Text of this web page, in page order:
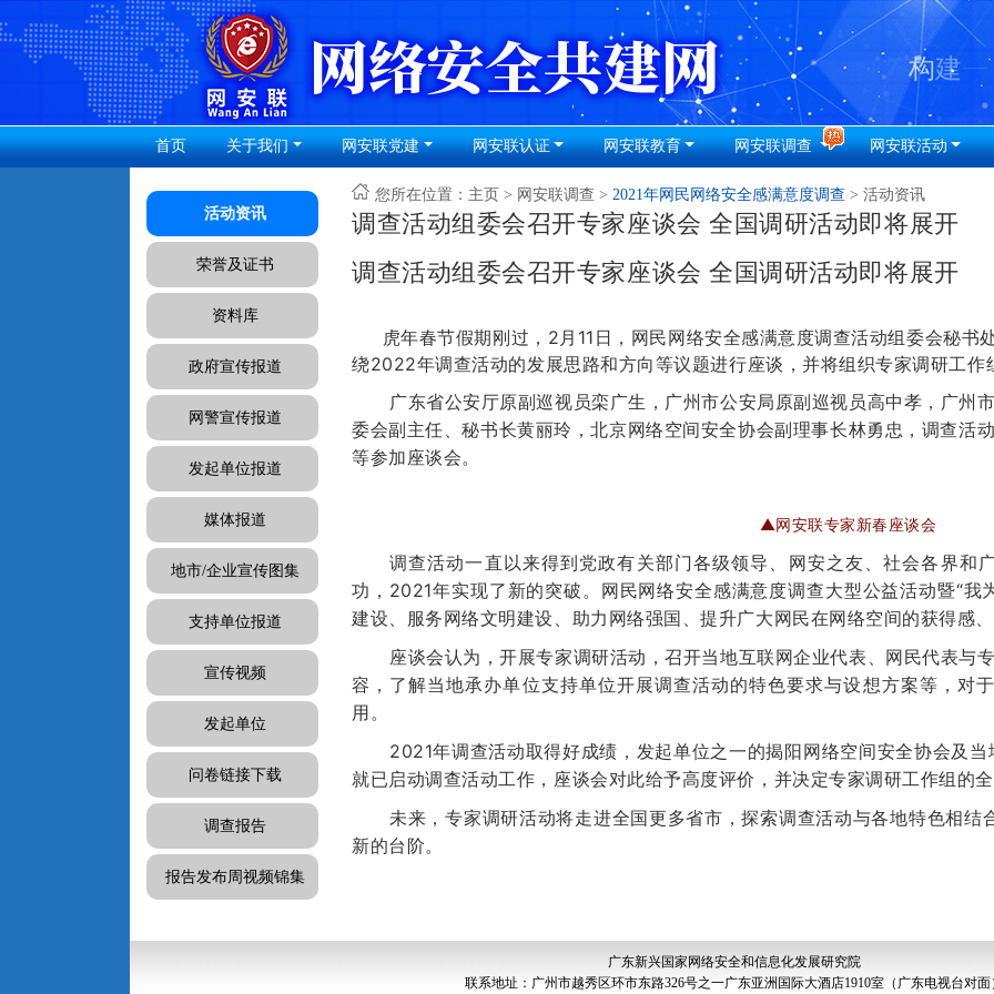
首页 关于我们 网安联党建 网安联认证 网安联教育 网安联调查 网安联活动
活动资讯
荣誉及证书
资料库
政府宣传报道
网警宣传报道
发起单位报道
媒体报道
地市/企业宣传图集
支持单位报道
宣传视频
发起单位
问卷链接下载
调查报告
报告发布周视频锦集
您所在位置： 主页 > 网安联调查 > 2021年网民网络安全感满意度调查 > 活动资讯
调查活动组委会召开专家座谈会 全国调研活动即将展开
调查活动组委会召开专家座谈会 全国调研活动即将展开
虎年春节假期刚过，2月11日，网民网络安全感满意度调查活动组委会秘书
绕2022年调查活动的发展思路和方向等议题进行座谈，并将组织专家调研工作
广东省公安厅原副巡视员栾广生，广州市公安局原副巡视员高中孝，广州
委会副主任、秘书长黄丽玲，北京网络空间安全协会副理事长林勇忠，调查活
等参加座谈会。
▲网安联专家新春座谈会
调查活动一直以来得到党政有关部门各级领导、网安之友、社会各界和
功，2021年实现了新的突破。网民网络安全感满意度调查大型公益活动暨“我
建设、服务网络文明建设、助力网络强国、提升广大网民在网络空间的获得感
座谈会认为，开展专家调研活动，召开当地互联网企业代表、网民代表与
容，了解当地承办单位支持单位开展调查活动的特色要求与设想方案等，对
用。
2021年调查活动取得好成绩，发起单位之一的揭阳网络空间安全协会及
就已启动调查活动工作，座谈会对此给予高度评价，并决定专家调研工作组的
未来，专家调研活动将走进全国更多省市，探索调查活动与各地特色相
新的台阶。
广东新兴国家网络安全和信息化发展研究院
联系地址：广州市越秀区环市东路326号之一广东亚洲国际大酒店1910室（广东电视台对面